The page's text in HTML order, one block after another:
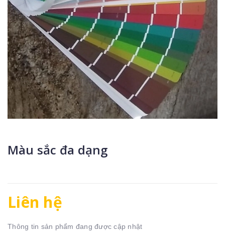
Màu sắc đa dạng
Liên hệ
Thông tin sản phẩm đang được cập nhật